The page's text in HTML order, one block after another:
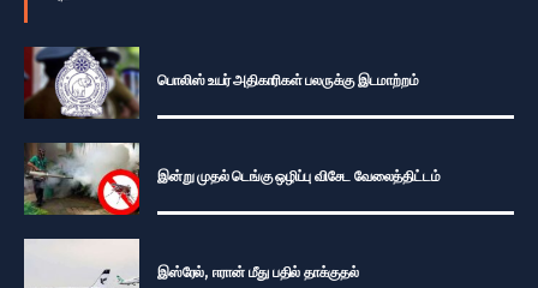
பொலிஸ் உயர் அதிகாரிகள் பலருக்கு இடமாற்றம்
இன்று முதல் டெங்கு ஒழிப்பு விசேட வேலைத்திட்டம்
இஸ்ரேல், ஈரான் மீது பதில் தாக்குதல்